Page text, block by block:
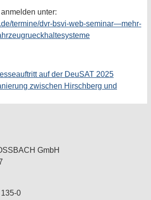
unter:
termine/dvr-bsvi-web-seminar—mehr-
auf der DeuSAT 2025
zwischen Hirschberg und
GmbH
0